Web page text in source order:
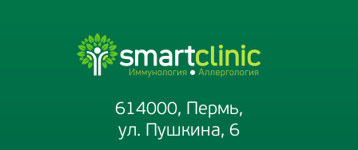
614000, Пермь,
ул. Пушкина, 6